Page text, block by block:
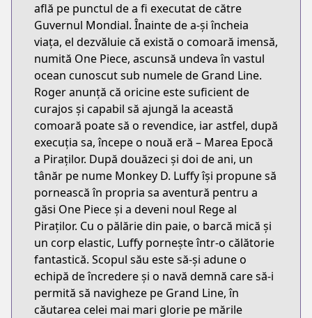
află pe punctul de a fi executat de către
Guvernul Mondial. Înainte de a-și încheia
viața, el dezvăluie că există o comoară imensă,
numită One Piece, ascunsă undeva în vastul
ocean cunoscut sub numele de Grand Line.
Roger anunță că oricine este suficient de
curajos și capabil să ajungă la această
comoară poate să o revendice, iar astfel, după
execuția sa, începe o nouă eră – Marea Epocă
a Piraților. După douăzeci și doi de ani, un
tânăr pe nume Monkey D. Luffy își propune să
pornească în propria sa aventură pentru a
găsi One Piece și a deveni noul Rege al
Piraților. Cu o pălărie din paie, o barcă mică și
un corp elastic, Luffy pornește într-o călătorie
fantastică. Scopul său este să-și adune o
echipă de încredere și o navă demnă care să-i
permită să navigheze pe Grand Line, în
căutarea celei mai mari glorie pe mările